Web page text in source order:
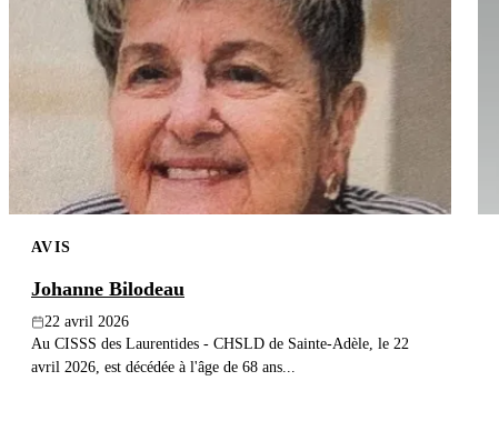
AVIS
Johanne Bilodeau
22 avril 2026
Au CISSS des Laurentides - CHSLD de Sainte-Adèle, le 22
avril 2026, est décédée à l'âge de 68 ans...